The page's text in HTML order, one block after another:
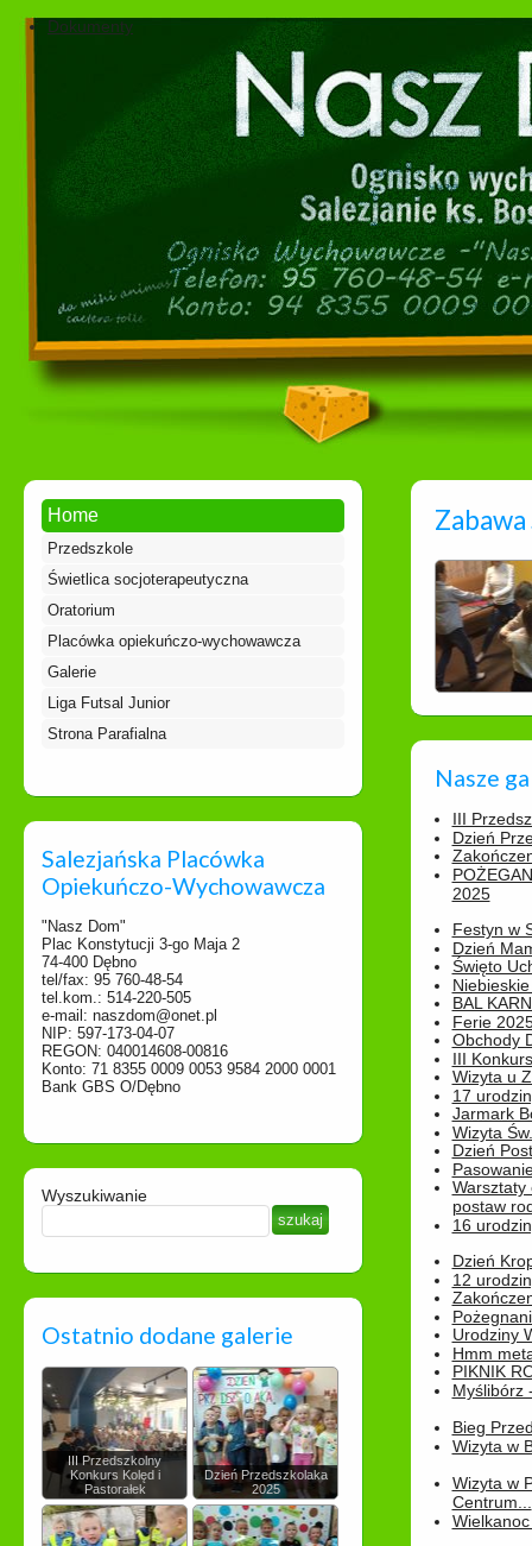
Dokumenty
Home
Przedszkole
Świetlica socjoterapeutyczna
Oratorium
Placówka opiekuńczo-wychowawcza
Galerie
Liga Futsal Junior
Strona Parafialna
Salezjańska Placówka
Opiekuńczo-Wychowawcza
"Nasz Dom"
Plac Konstytucji 3-go Maja 2
74-400 Dębno
tel/fax: 95 760-48-54
tel.kom.: 514-220-505
e-mail: naszdom@onet.pl
NIP: 597-173-04-07
REGON: 040014608-00816
Konto: 71 8355 0009 0053 9584 2000 0001
Bank GBS O/Dębno
Wyszukiwanie
Ostatnio dodane galerie
III Przedszkolny
Konkurs Kolęd i
Pastorałek
Dzień Przedszkolaka
2025
Nasze
III
Dzień
2025
Festyn w
Dzień
Święto
BAL
Ferie
Obchody
III
Wizyta u
17
Jarmark
Wizyta
Dzień
Warsztaty
postaw
16
Dzień
12
Urodziny
Hmm
PIKNIK
Myślibórz
Bieg
Wizyta w
Wizyta w
Centrum...